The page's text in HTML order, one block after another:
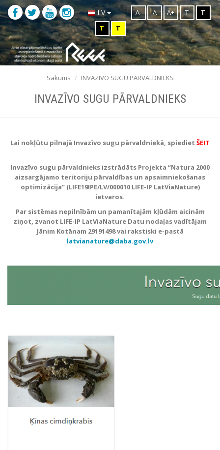
LV A- A A+ T
T
T
T
Sākums INVAZĪVO SUGU PĀRVALDNIEKS
INVAZĪVO SUGU PĀRVALDNIEKS
Lai nokļūtu pilnajā Invazīvo sugu pārvaldniekā, spiediet ŠEIT
Invazīvo sugu pārvaldnieks izstrādāts Projekta “Natura 2000
aizsargājamo teritoriju pārvaldības un apsaimniekošanas
optimizācija” (LIFE19IPE/LV/000010 LIFE-IP LatViaNature)
ietvaros.
Par sistēmas nepilnībām un pamanītajām kļūdām aicinām
ziņot, zvanot LIFE-IP LatViaNature Datu nodaļas vadītājam
Jānim Kotānam 29191498 vai rakstiski e-pastā
latvianature@daba.gov.lv